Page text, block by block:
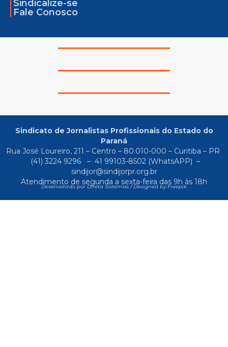
Sindicalize-se
Fale Conosco
Sindicato de Jornalistas Profissionais do Estado do
Paraná
Rua José Loureiro, 211 – Centro – 80.010-000 – Curitiba – PR
(41) 3224 9296
– 41 99103-8502(WhatsAPP) –
sindijor@sindijorpr.org.br
Atendimento de segunda a sexta-feira das 9h às 18h
Desenvolvido por Direta Sistemas /Designed by Freepik